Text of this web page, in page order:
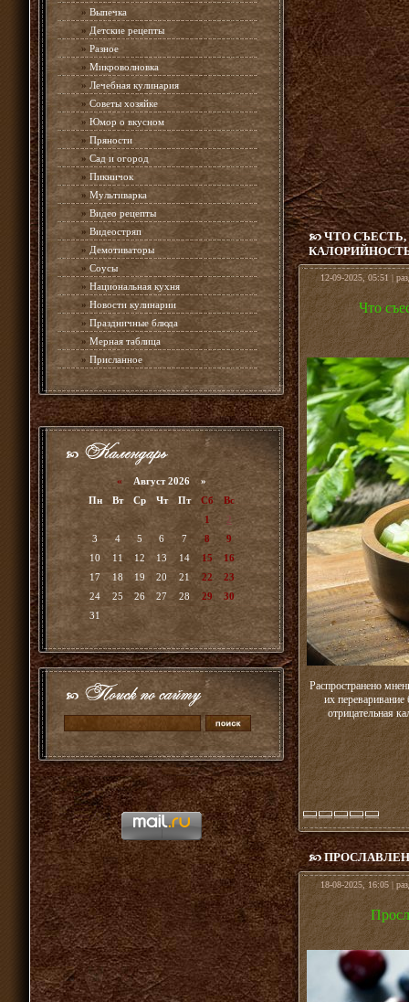
» Выпечка
» Детские рецепты
» Разное
» Микроволновка
» Лечебная кулинария
» Советы хозяйке
» Юмор о вкусном
» Пряности
» Сад и огород
» Пикничок
» Мультиварка
» Видео рецепты
» Видеостряп
» Демотиваторы
» Соусы
» Национальная кухня
» Новости кулинарии
» Праздничные блюда
» Мерная таблица
» Присланное
« Август 2026 »
Пн
Вт Ср Чт Пт Сб
Вс
1
2
3
4 5 6 7 8
9
10
11 12 13 14 15
16
17
18 19 20 21 22
23
24
25 26 27 28 29
30
31
ЧТО
12-09-2025, 05:51 |
Что
Распространено
их
отрицательная
18-08-2025, 16:05 |